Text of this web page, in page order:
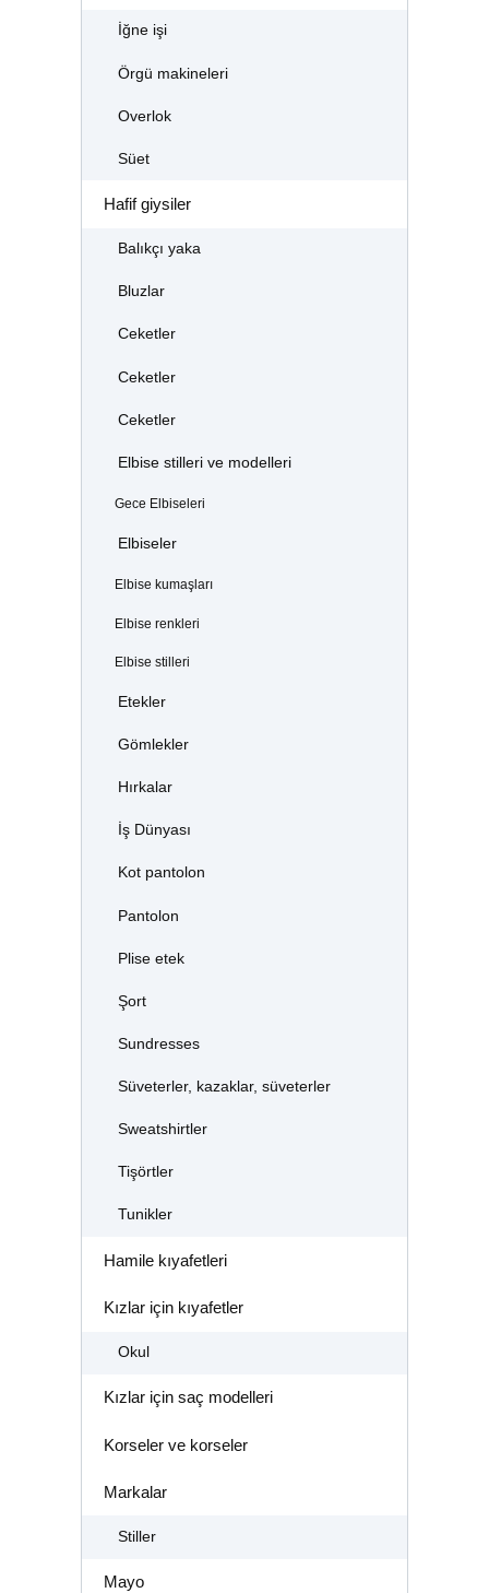
İğne işi
Örgü makineleri
Overlok
Süet
Hafif giysiler
Balıkçı yaka
Bluzlar
Ceketler
Ceketler
Ceketler
Elbise stilleri ve modelleri
Gece Elbiseleri
Elbiseler
Elbise kumaşları
Elbise renkleri
Elbise stilleri
Etekler
Gömlekler
Hırkalar
İş Dünyası
Kot pantolon
Pantolon
Plise etek
Şort
Sundresses
Süveterler, kazaklar, süveterler
Sweatshirtler
Tişörtler
Tunikler
Hamile kıyafetleri
Kızlar için kıyafetler
Okul
Kızlar için saç modelleri
Korseler ve korseler
Markalar
Stiller
Mayo